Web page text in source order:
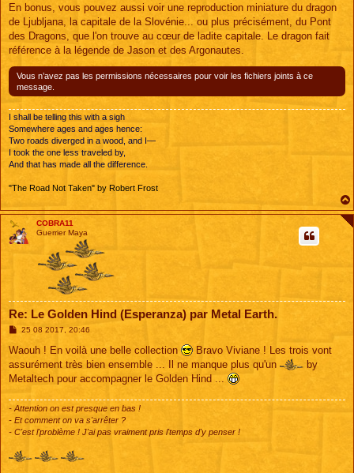
En bonus, vous pouvez aussi voir une reproduction miniature du dragon
de Ljubljana, la capitale de la Slovénie... ou plus précisément, du Pont
des Dragons, que l'on trouve au cœur de ladite capitale. Le dragon fait
référence à la légende de Jason et des Argonautes.
Vous n’avez pas les permissions nécessaires pour voir les fichiers joints à ce
message.
I shall be telling this with a sigh
Somewhere ages and ages hence:
Two roads diverged in a wood, and I—
I took the one less traveled by,
And that has made all the difference.
"The Road Not Taken" by Robert Frost
COBRA11
Guerrier Maya
Re: Le Golden Hind (Esperanza) par Metal Earth.
M
s
a
g
25 08 2017, 20:46
Waouh ! En voilà une belle collection
Bravo Viviane ! Les trois vont
assurément très bien ensemble ... Il ne manque plus qu'un
by
Metaltech pour accompagner le Golden Hind ...
- Attention on est presque en bas !
- Et comment on va s'arrêter ?
- C'est l'problème ! J'ai pas vraiment pris l'temps d'y penser !